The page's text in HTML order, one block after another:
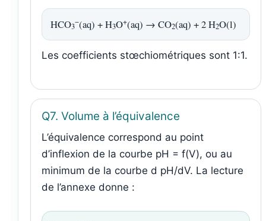
HCO3−(aq) + H3O+(aq) → CO2(aq) + 2 H2O(l)
Les coefficients stœchiométriques sont 1:1.
Q7. Volume à l’équivalence
L’équivalence correspond au point
d’inflexion de la courbe pH = f(V), ou au
minimum de la courbe d pH/dV. La lecture
de l’annexe donne :